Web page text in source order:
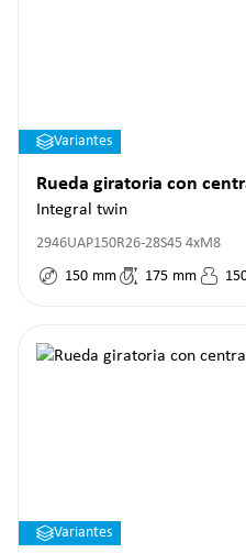
Variantes
Rueda giratoria con
Integral twin
2946UAP150R26-28S45 4xM8
150 mm 175 mm
Variantes